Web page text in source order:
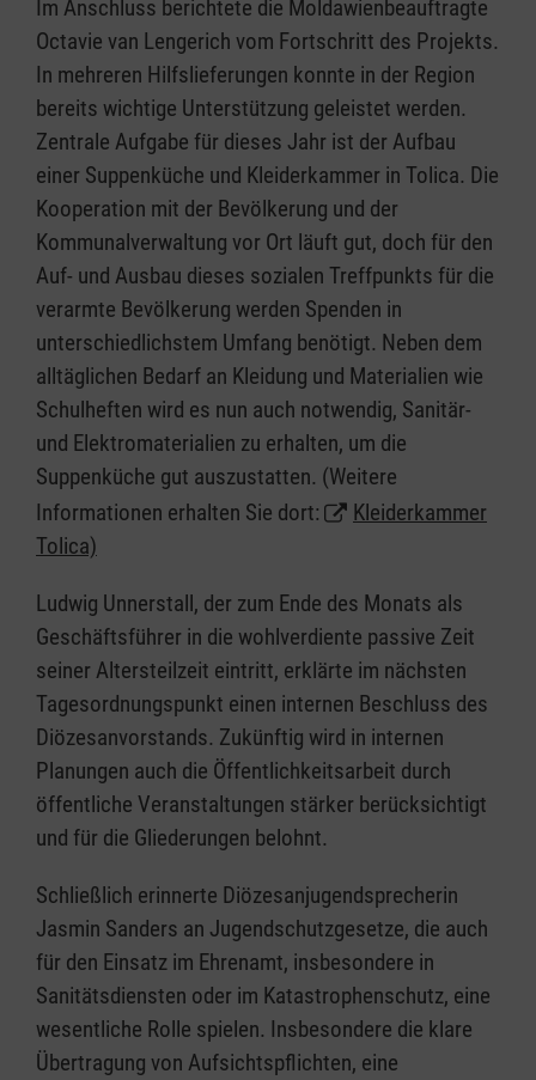
Im Anschluss berichtete die Moldawienbeauftragte
Octavie van Lengerich vom Fortschritt des Projekts.
In mehreren Hilfslieferungen konnte in der Region
bereits wichtige Unterstützung geleistet werden.
Zentrale Aufgabe für dieses Jahr ist der Aufbau
einer Suppenküche und Kleiderkammer in Tolica. Die
Kooperation mit der Bevölkerung und der
Kommunalverwaltung vor Ort läuft gut, doch für den
Auf- und Ausbau dieses sozialen Treffpunkts für die
verarmte Bevölkerung werden Spenden in
unterschiedlichstem Umfang benötigt. Neben dem
alltäglichen Bedarf an Kleidung und Materialien wie
Schulheften wird es nun auch notwendig, Sanitär-
und Elektromaterialien zu erhalten, um die
Suppenküche gut auszustatten. (Weitere
Informationen erhalten Sie dort:
Kleiderkammer
Tolica)
Ludwig Unnerstall, der zum Ende des Monats als
Geschäftsführer in die wohlverdiente passive Zeit
seiner Altersteilzeit eintritt, erklärte im nächsten
Tagesordnungspunkt einen internen Beschluss des
Diözesanvorstands. Zukünftig wird in internen
Planungen auch die Öffentlichkeitsarbeit durch
öffentliche Veranstaltungen stärker berücksichtigt
und für die Gliederungen belohnt.
Schließlich erinnerte Diözesanjugendsprecherin
Jasmin Sanders an Jugendschutzgesetze, die auch
für den Einsatz im Ehrenamt, insbesondere in
Sanitätsdiensten oder im Katastrophenschutz, eine
wesentliche Rolle spielen. Insbesondere die klare
Übertragung von Aufsichtspflichten, eine